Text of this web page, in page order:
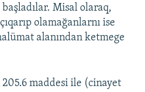
Misal olaraq,
olamağanlarnı ise
alanından ketmege
maddesi ile (cinayet